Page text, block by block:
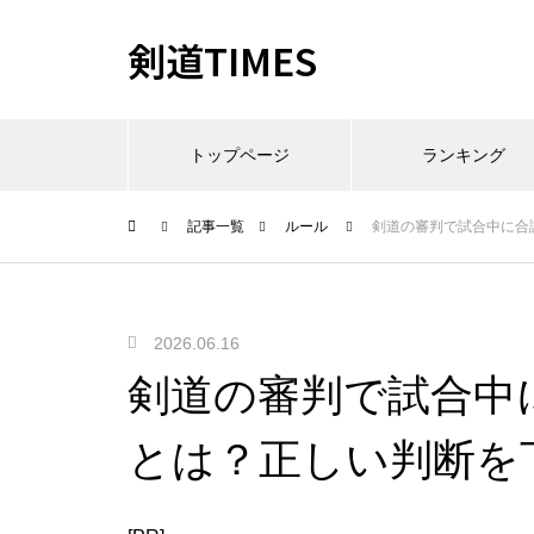
剣道TIMES
トップページ ランキング
記事一覧 ルール 剣道の審判で試合中に
2026.06.16
剣道の審判で試合
とは？正しい判断を